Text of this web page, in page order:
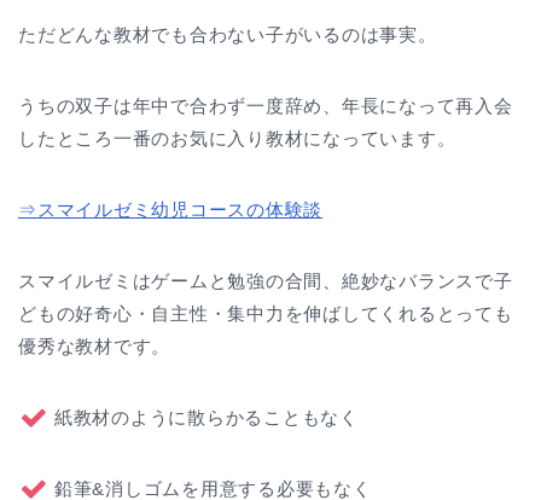
ただどんな教材でも合わない子がいるのは事実。
うちの双子は年中で合わず一度辞め、年長になって再入会
したところ一番のお気に入り教材になっています。
⇒スマイルゼミ幼児コースの体験談
スマイルゼミはゲームと勉強の合間、絶妙なバランスで子
どもの好奇心・自主性・集中力を伸ばしてくれるとっても
優秀な教材です。
紙教材のように散らかることもなく
鉛筆&消しゴムを用意する必要もなく